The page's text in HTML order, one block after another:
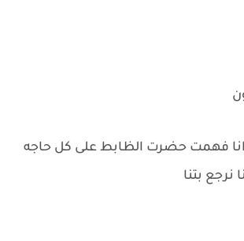
انا فهمت حضرت الظابط على كل حاجه
بتنا